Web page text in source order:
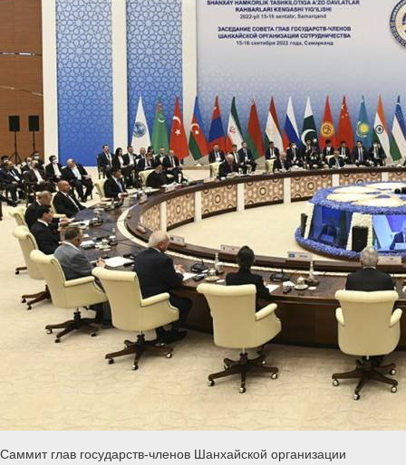
Саммит глав государств-членов Шанхайской организации